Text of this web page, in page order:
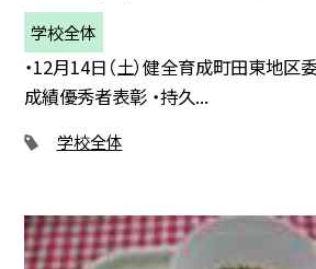
学校全体
・12月14日（土）健全育成町田東地区
成績優秀者表彰 ・持久...
学校全体